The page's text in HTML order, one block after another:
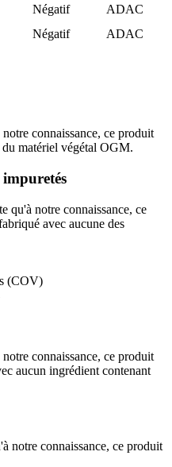
Négatif
ADAC
Négatif ADAC
connaissance, ce produit
matériel végétal OGM.
qu'à notre connaissance, ce
avec aucune des
(COV)
connaissance, ce produit
aucun ingrédient contenant
notre connaissance, ce produit